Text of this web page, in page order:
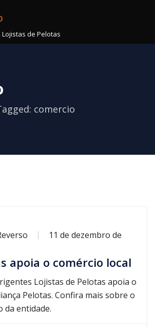
de Pelotas
comercio
11 de dezembro de
apoia o comércio local
Lojistas de Pelotas apoia o
Pelotas. Confira mais sobre o
da entidade.